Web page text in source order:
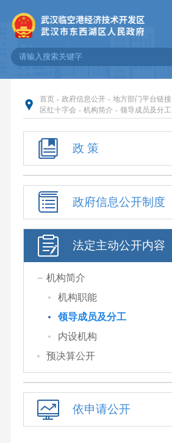
首页 - 政府信息公开 - 地方部门平台链接
区红十字会 - 机构简介 - 领导成员及分工
政 策
政府信息公开制度
法定主动公开内容
机构简介
机构职能
领导成员及分工
内设机构
预决算公开
依申请公开